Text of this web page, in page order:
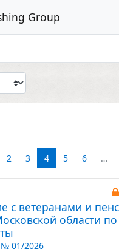
Group
2 3 4 5 6 …
с ветеранами и
области
01/2026